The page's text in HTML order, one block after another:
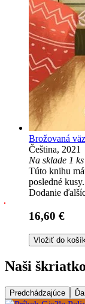
Brožovaná
Čeština, 2021
Na sklade 1 ks
Túto knihu
posledné
Dodanie
16,60 €
Vložiť do
Naši
Predchádzajúce